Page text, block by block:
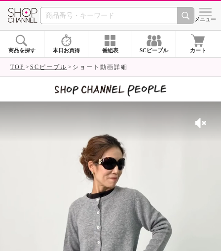
SHOP CHANNEL シメニュー
商品を探す 本日お買得 番組表 SCピープル カート
TOP SCピープル ショート動画詳細